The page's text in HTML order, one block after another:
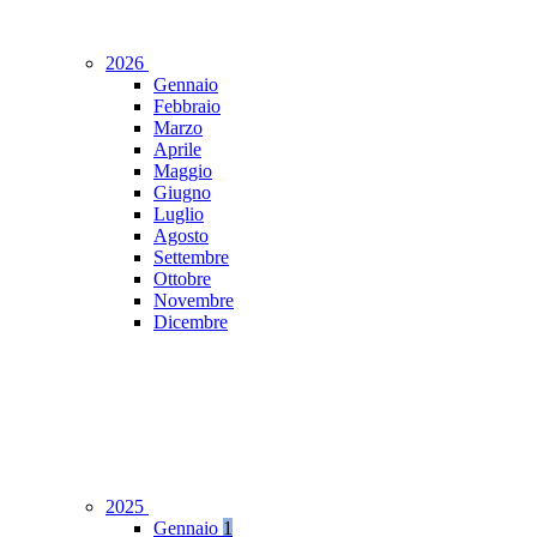
2026
Gennaio
Febbraio
Marzo
Aprile
Maggio
Giugno
Luglio
Agosto
Settembre
Ottobre
Novembre
Dicembre
2025
Gennaio 1